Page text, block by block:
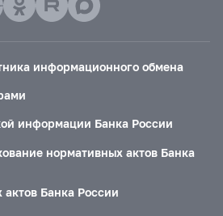
информационного обмена
информации Банка России
нормативных актов Банка
Банка России